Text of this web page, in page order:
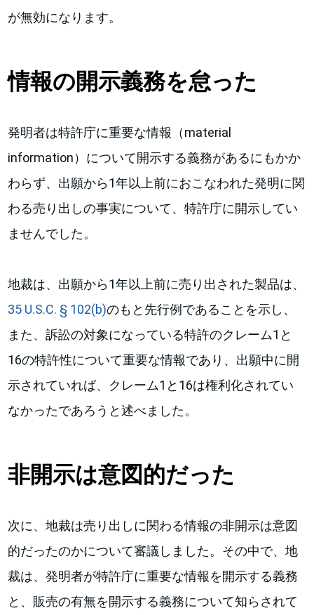
が無効になります。
情報の開示義務を怠った
発明者は特許庁に重要な情報（material
information）について開示する義務があるにもかか
わらず、出願から1年以上前におこなわれた発明に関
わる売り出しの事実について、特許庁に開示してい
ませんでした。
地裁は、出願から1年以上前に売り出された製品は、
35 U.S.C. § 102(b)のもと先行例であることを示し、
また、訴訟の対象になっている特許のクレーム1と
16の特許性について重要な情報であり、出願中に開
示されていれば、クレーム1と16は権利化されてい
なかったであろうと述べました。
非開示は意図的だった
次に、地裁は売り出しに関わる情報の非開示は意図
的だったのかについて審議しました。その中で、地
裁は、発明者が特許庁に重要な情報を開示する義務
と、販売の有無を開示する義務について知らされて